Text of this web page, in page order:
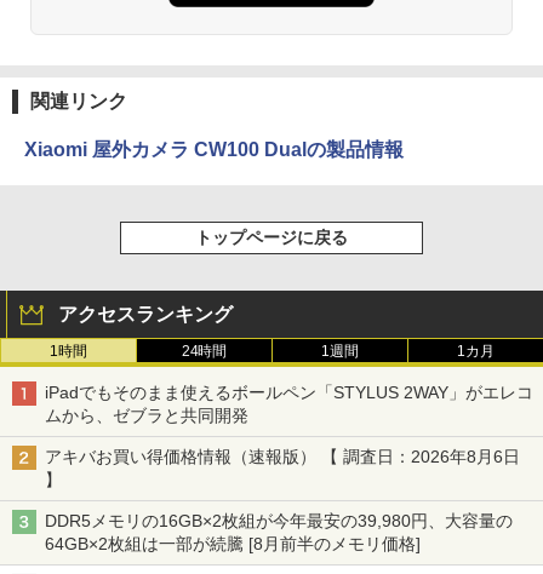
関連リンク
Xiaomi 屋外カメラ CW100 Dualの製品情報
トップページに戻る
アクセスランキング
1時間 24時間 1週間 1カ月
iPadでもそのまま使えるボールペン「STYLUS 2WAY」がエレコ
ムから、ゼブラと共同開発
アキバお買い得価格情報（速報版） 【 調査日：2026年8月6日
】
DDR5メモリの16GB×2枚組が今年最安の39,980円、大容量の
64GB×2枚組は一部が続騰 [8月前半のメモリ価格]